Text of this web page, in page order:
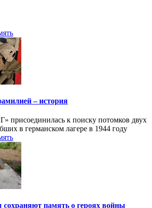
– история
присоединилась к поиску потомков двух
в германском лагере в 1944 году
сохраняют память о героях войны